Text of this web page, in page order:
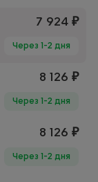
7 924 ₽
Через 1-2 дня
8 126 ₽
Через 1-2 дня
8 126 ₽
Через 1-2 дня